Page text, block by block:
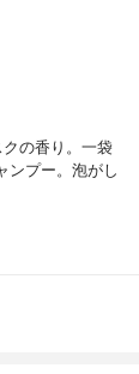
の香り。一袋
ンプー。泡がし